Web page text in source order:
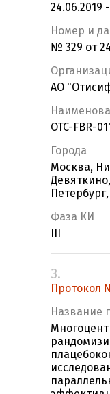
24.06.2019
Номер и
№ 329 от
АО
OTC-FBR-
Города
Москва,
Фаза КИ
3.
Протокол
Название